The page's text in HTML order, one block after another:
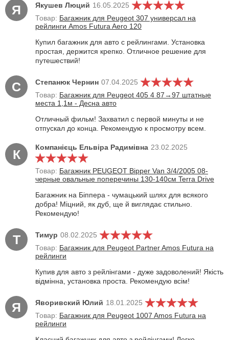
Я Якушев Люций 16.05.2025
Товар: Багажник для Peugeot 307 универсал на
рейлинги Amos Futura Aero 120
Купил багажник для авто с рейлингами. Установка
простая, держится крепко. Отличное решение для
путешествий!
С Степанюк Чернин 07.04.2025
Товар: Багажник для Peugeot 405 4 87→97 штатные
места 1,1м - Десна авто
Отличный фильм! Захватил с первой минуты и не
отпускал до конца. Рекомендую к просмотру всем.
К Компанієць Ельвіра Радимівна 23.02.2025
Товар: Багажник PEUGEOT Bipper Van 3/4/2005 08-
черные овальные поперечины 130-140см Terra Drive
Багажник на Біппера - чумацький шлях для всякого
добра! Міцний, як дуб, ще й виглядає стильно.
Рекомендую!
Т Тимур 08.02.2025
Товар: Багажник для Peugeot Partner Amos Futura на
рейлинги
Купив для авто з рейлінгами - дуже задоволений! Якість
відмінна, установка проста. Рекомендую всім!
Я Яворивский Юлий 18.01.2025
Товар: Багажник для Peugeot 1007 Amos Futura на
рейлинги